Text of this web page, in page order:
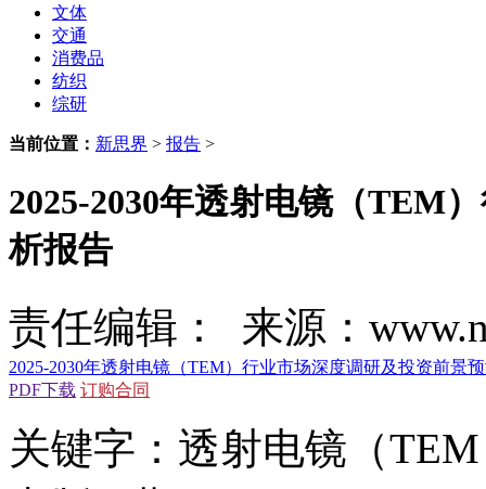
文体
交通
消费品
纺织
综研
当前位置： 新思界 > 报告 >
2025-2030年透射电镜（TEM
析报告
责任编辑： 来源：
2025-2030年透射电镜（TEM）行业市场深度调研及投资前景
PDF下载 订购合同
关键字：透射电镜（